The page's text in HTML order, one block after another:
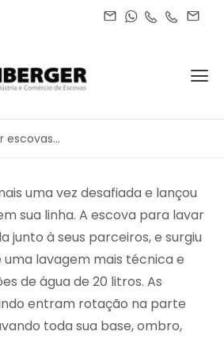
uma vez desafiada e lançou
sua linha. A escova para lavar
junto à seus parceiros, e surgiu
uma lavagem mais técnica e
de água de 20 litros. As
entram rotação na parte
toda sua base, ombro,